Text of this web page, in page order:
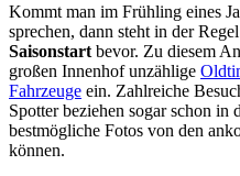
Kommt man im Frühling eines
sprechen, dann steht in der
Saisonstart bevor. Zu diesem
großen Innenhof unzählige
Fahrzeuge ein. Zahlreiche
Spotter beziehen sogar schon in
bestmögliche Fotos von den
können.